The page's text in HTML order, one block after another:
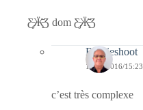
Ƹ̵̡Ӝ̵̨̄Ʒ dom Ƹ̵̡Ӝ̵̨̄Ʒ
Bernieshoot
12/01/2016/15:23
c’est très complexe